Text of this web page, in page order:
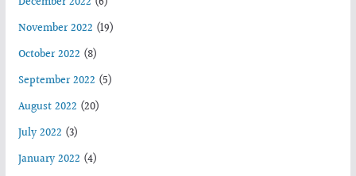
November 2022 (19)
October 2022 (8)
September 2022 (5)
August 2022 (20)
July 2022 (3)
January 2022 (4)